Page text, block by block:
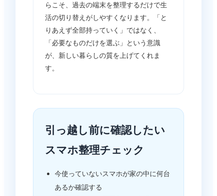
らこそ、過去の端末を整理するだけで生
活の切り替えがしやすくなります。「と
りあえず全部持っていく」ではなく、
「必要なものだけを選ぶ」という意識
が、新しい暮らしの質を上げてくれま
す。
引っ越し前に確認したい
スマホ整理チェック
今使っていないスマホが家の中に何台
あるか確認する